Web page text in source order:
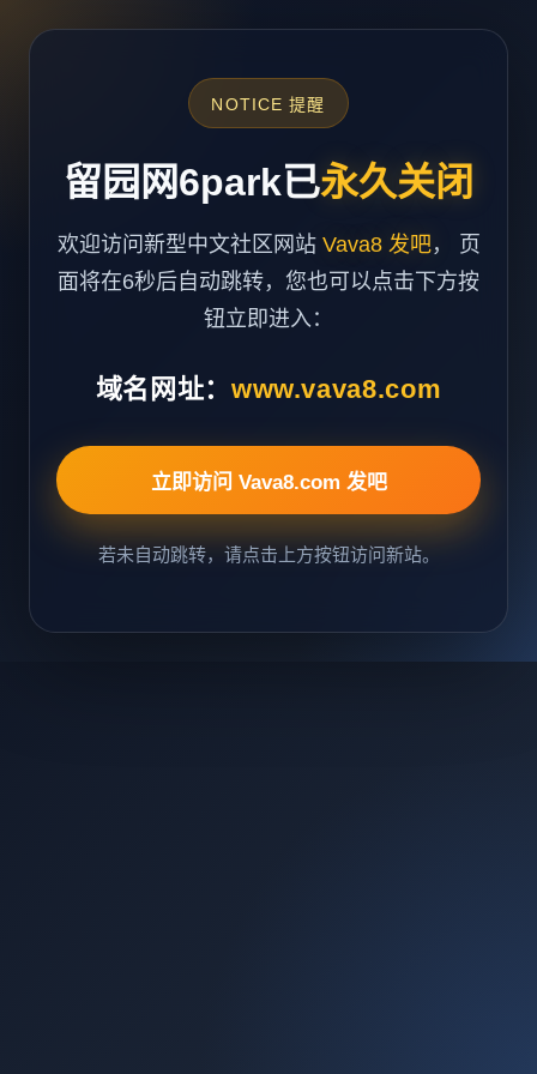
NOTICE 提醒
留园网6park已永久关闭
欢迎访问新型中文社区网站 Vava8 发吧， 页
面将在6秒后自动跳转，您也可以点击下方按
钮立即进入：
域名网址： www.vava8.com
立即访问 Vava8.com 发吧
若未自动跳转，请点击上方按钮访问新站。